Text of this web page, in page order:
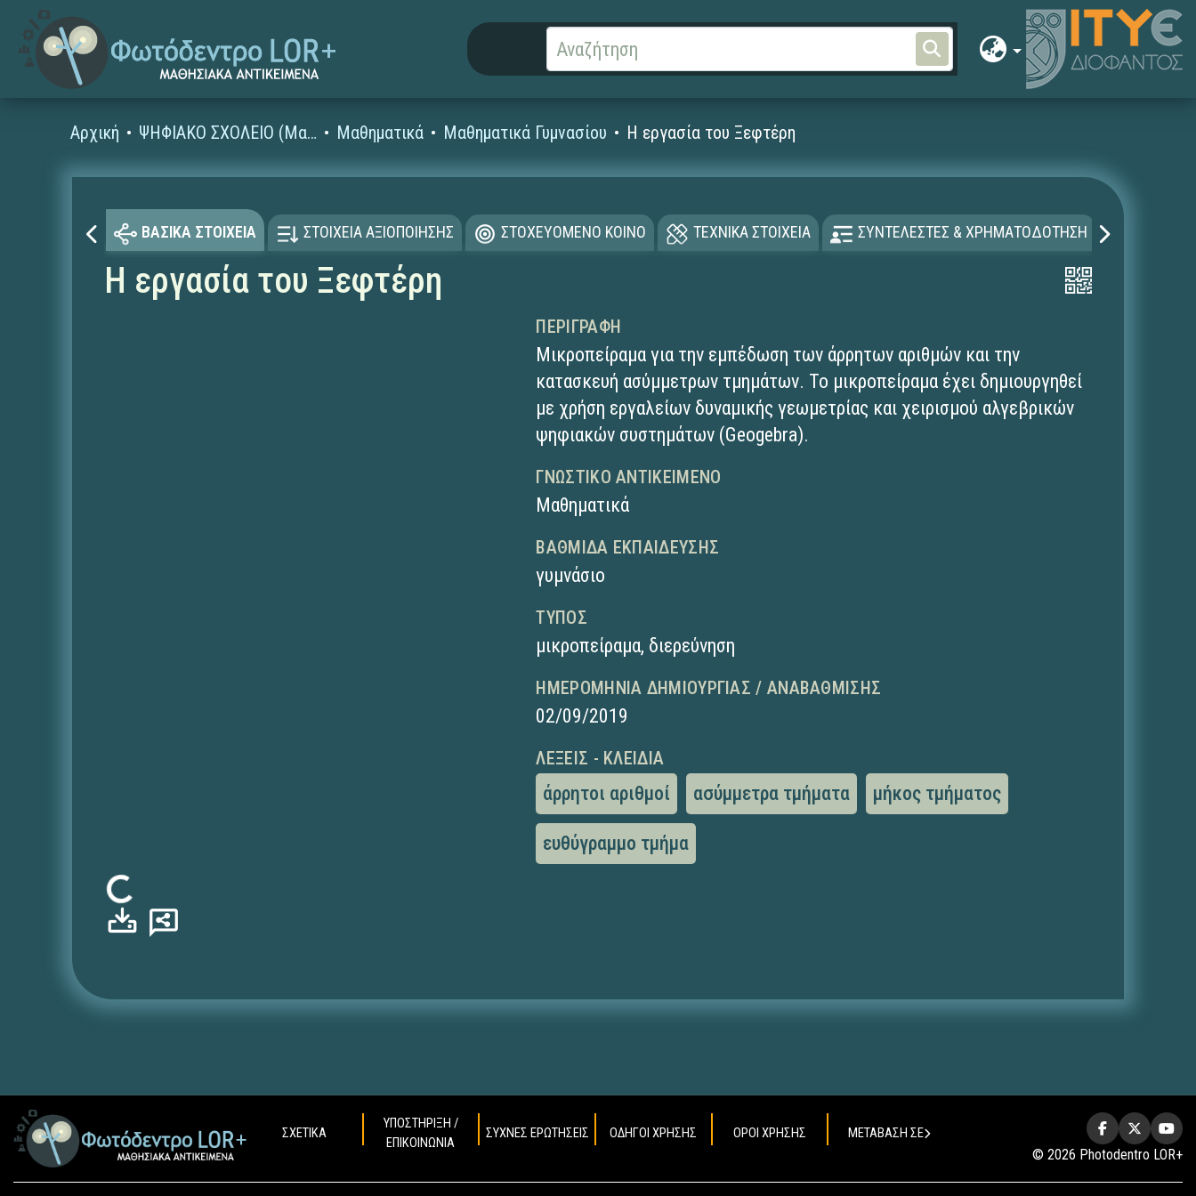
Αρχική ΨΗΦΙΑΚΟ ΣΧΟΛΕΙΟ (Μαθησιακά Αντικείμενα) Μαθηματικά Μαθηματικά Γυμνασίου Η εργασία του Ξεφτέρη
ΒΑΣΙΚΑ ΣΤΟΙΧΕΙΑ ΣΤΟΙΧΕΙΑ ΑΞΙΟΠΟΙΗΣΗΣ ΣΤΟΧΕΥΟΜΕΝΟ ΚΟΙΝΟ ΤΕΧΝΙΚΑ ΣΤΟΙΧΕΙΑ ΣΥΝΤΕΛΕΣΤΕΣ & ΧΡΗΜΑΤΟΔΟΤΗΣΗ
Η εργασία του Ξεφτέρη
Φόρτωση...
ΠΕΡΙΓΡΑΦΉ
Μικροπείραμα για την εμπέδωση των άρρητων αριθμών και την
κατασκευή ασύμμετρων τμημάτων. To μικροπείραμα έχει δημιουργηθεί
με χρήση εργαλείων δυναμικής γεωμετρίας και χειρισμού αλγεβρικών
ψηφιακών συστημάτων (Geogebra).
ΓΝΩΣΤΙΚΌ ΑΝΤΙΚΕΊΜΕΝΟ
Μαθηματικά
ΒΑΘΜΊΔΑ ΕΚΠΑΊΔΕΥΣΗΣ
γυμνάσιο
ΤΎΠΟΣ
μικροπείραμα, διερεύνηση
ΗΜΕΡΟΜΗΝΊΑ ΔΗΜΙΟΥΡΓΊΑΣ / ΑΝΑΒΆΘΜΙΣΗΣ
02/09/2019
ΛΈΞΕΙΣ - ΚΛΕΙΔΙΆ
άρρητοι αριθμοί ασύμμετρα τμήματα μήκος τμήματος
ευθύγραμμο τμήμα
ΣΧΕΤΙΚΑ
ΥΠΟΣΤΗΡΙΞΗ /
ΕΠΙΚΟΙΝΩΝΙΑ
ΣΥΧΝΕΣ ΕΡΩΤΗΣΕΙΣ ΟΔΗΓΟΙ ΧΡΗΣΗΣ ΟΡΟΙ ΧΡΗΣΗΣ ΜΕΤΑΒΑΣΗ ΣΕ
© 2026 Photodentro LOR+